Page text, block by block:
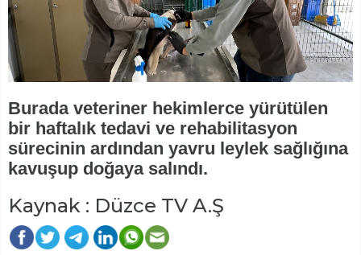
Burada veteriner hekimlerce yürütülen
bir haftalık tedavi ve rehabilitasyon
sürecinin ardından yavru leylek sağlığına
kavuşup doğaya salındı.
Kaynak : Düzce TV A.Ş